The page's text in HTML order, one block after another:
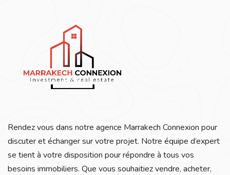
Rendez vous dans notre agence Marrakech Connexion pour
discuter et échanger sur votre projet. Notre équipe d’expert
se tient à votre disposition pour répondre à tous vos
besoins immobiliers. Que vous souhaitiez vendre, acheter,